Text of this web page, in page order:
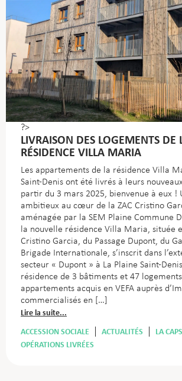
?>
LIVRAISON DES LOGEMENTS DE
RÉSIDENCE VILLA MARIA
Les appartements de la résidence Villa
Saint-Denis ont été livrés à leurs
partir du 3 mars 2025, bienvenue à eux !
ambitieux au cœur de la ZAC Cristino
aménagée par la SEM Plaine Commune
la nouvelle résidence Villa Maria, située
Cristino Garcia, du Passage Dupont, du
Brigade Internationale, s’inscrit dans
secteur « Dupont » à La Plaine Saint-
résidence de 3 bâtiments et 47
appartements acquis en VEFA auprès
commercialisés en […]
Lire la suite...
ACCESSION SOCIALE
ACTUALITÉS
LA CAPS
OPÉRATIONS LIVRÉES